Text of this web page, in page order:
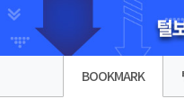
BOOKMARK